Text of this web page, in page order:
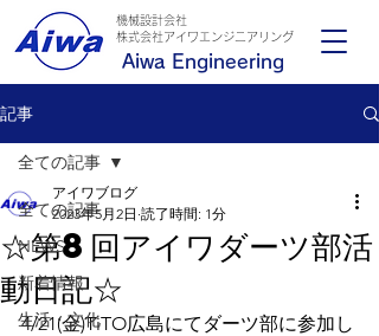
Aiwa Engineering
機械設計会社
​株式会社アイワエンジニアリング
記事
全ての記事
NEWS
新着情報
生活・文化
全ての記事
☆第8回アイワダーツ部活
動日記☆
アイワブログ
2023年5月2日 読了時間: 1分
4/21(金)TiTO広島にてダーツ部に参加し